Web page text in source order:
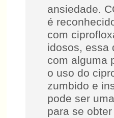
ansiedade.
é
com
idosos, essa
com alguma
o uso do
zumbido e
pode ser
para se